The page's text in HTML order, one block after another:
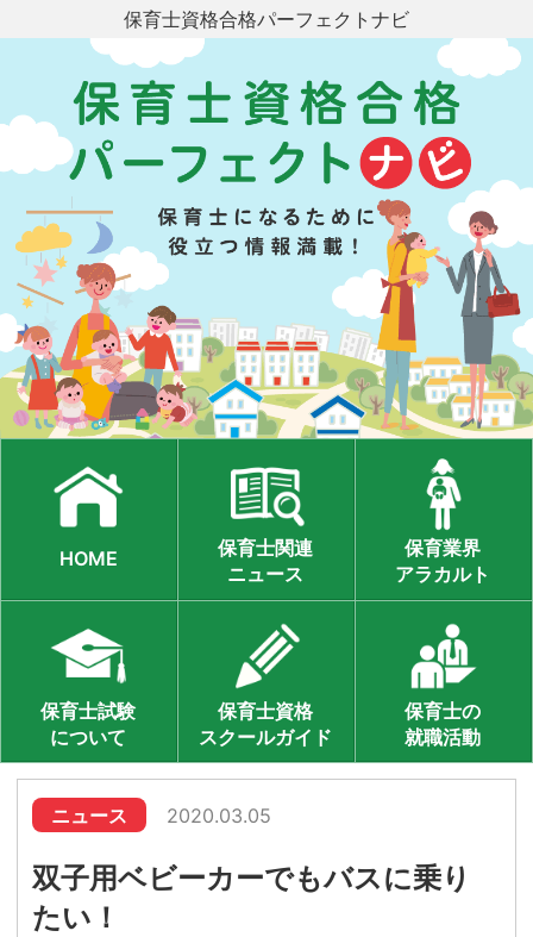
保育士資格合格パーフェクトナビ
HOME
保育士関連
ニュース
保育業界
アラカルト
保育士試験
について
保育士資格
スクールガイド
保育士の
就職活動
ニュース 2020.03.05
双子用ベビーカーでもバスに乗り
たい！